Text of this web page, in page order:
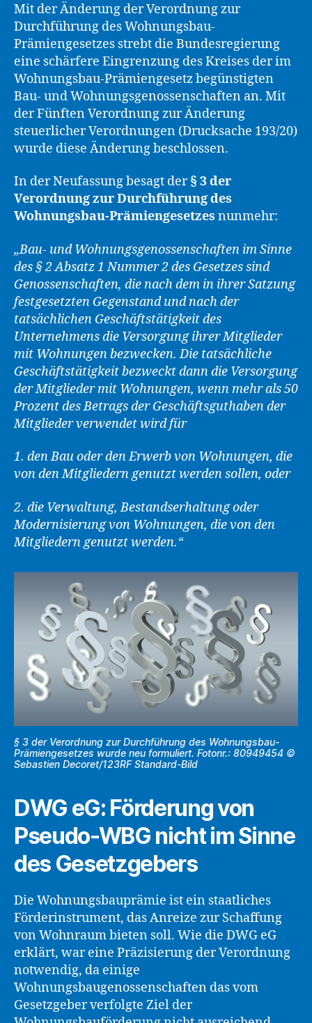
Mit der Änderung der Verordnung zur
Durchführung des Wohnungsbau-
Prämiengesetzes strebt die Bundesregierung
eine schärfere Eingrenzung des Kreises der im
Wohnungsbau-Prämiengesetz begünstigten
Bau- und Wohnungsgenossenschaften an. Mit
der Fünften Verordnung zur Änderung
steuerlicher Verordnungen (Drucksache 193/20)
wurde diese Änderung beschlossen.
In der Neufassung besagt der§ 3 der
Verordnung zur Durchführung des
Wohnungsbau-Prämiengesetzes nunmehr:
„Bau- und Wohnungsgenossenschaften im Sinne
des § 2 Absatz 1 Nummer 2 des Gesetzes sind
Genossenschaften, die nach dem in ihrer Satzung
festgesetzten Gegenstand und nach der
tatsächlichen Geschäftstätigkeit des
Unternehmens die Versorgung ihrer Mitglieder
mit Wohnungen bezwecken. Die tatsächliche
Geschäftstätigkeit bezweckt dann die Versorgung
der Mitglieder mit Wohnungen, wenn mehr als 50
Prozent des Betrags der Geschäftsguthaben der
Mitglieder verwendet wird für
1. den Bau oder den Erwerb von Wohnungen, die
von den Mitgliedern genutzt werden sollen, oder
2. die Verwaltung, Bestandserhaltung oder
Modernisierung von Wohnungen, die von den
Mitgliedern genutzt werden.“
§ 3 der Verordnung zur Durchführung des Wohnungsbau-
Prämiengesetzes wurde neu formuliert. Fotonr.: 80949454 ©
Sebastien Decoret/123RF Standard-Bild
DWG eG: Förderung von
Pseudo-WBG nicht im Sinne
des Gesetzgebers
Die Wohnungsbauprämie ist ein staatliches
Förderinstrument, das Anreize zur Schaffung
von Wohnraum bieten soll. Wie die DWG eG
erklärt, war eine Präzisierung der Verordnung
notwendig, da einige
Wohnungsbaugenossenschaften das vom
Gesetzgeber verfolgte Ziel der